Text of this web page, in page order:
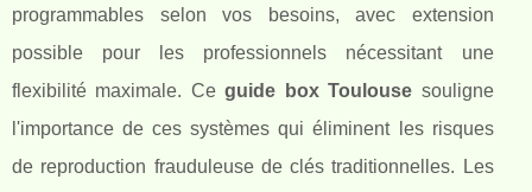
programmables selon vos besoins, avec extension
possible pour les professionnels nécessitant une
flexibilité maximale. Ceguide box Toulouse souligne
l'importance de ces systèmes qui éliminent les risques
de reproduction frauduleuse de clés traditionnelles. Les